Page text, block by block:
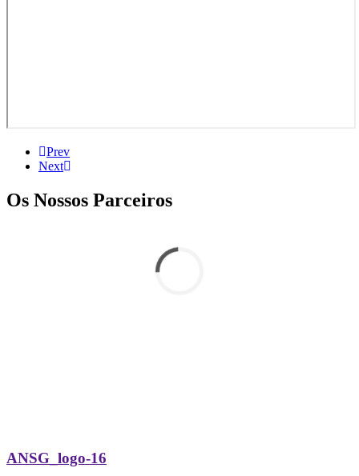
Prev
Next
Os Nossos Parceiros
ANSG_logo-16